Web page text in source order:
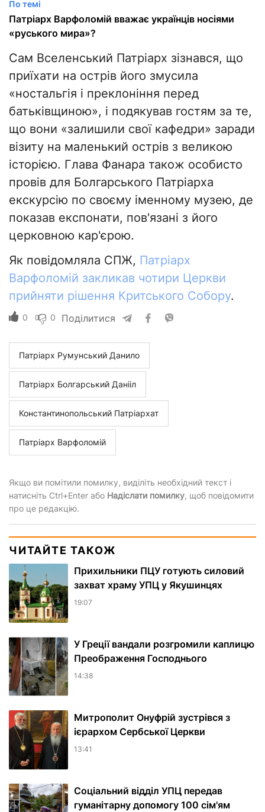
По темі
Патріарх Варфоломій вважає українців носіями
«руського мира»?
Сам Вселенський Патріарх зізнався, що
приїхати на острів його змусила
«ностальгія і преклоніння перед
батьківщиною», і подякував гостям за те,
що вони «залишили свої кафедри» заради
візиту на маленький острів з великою
історією. Глава Фанара також особисто
провів для Болгарського Патріарха
екскурсію по своєму іменному музею, де
показав експонати, пов'язані з його
церковною кар'єрою.
Як повідомляла СПЖ, Патріарх
Варфоломій закликав чотири Церкви
прийняти рішення Критського Собору.
0 0 Поділитися
Патріарх Румунський Данило
Патріарх Болгарський Данііл
Константинопольський Патріархат
Патріарх Варфоломій
Якщо ви помітили помилку, виділіть необхідний текст і
натисніть Ctrl+Enter або Надіслати помилку, щоб повідомити
про це редакцію.
ЧИТАЙТЕ ТАКОЖ
Прихильники ПЦУ готують силовий
захват храму УПЦ у Якушинцях
19:07
У Греції вандали розгромили каплицю
Преображення Господнього
14:38
Митрополит Онуфрій зустрівся з
ієрархом Сербської Церкви
13:41
Соціальний відділ УПЦ передав
гуманітарну допомогу 100 сім'ям